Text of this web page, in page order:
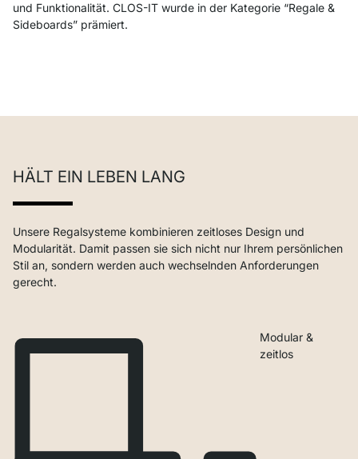
und Funktionalität. CLOS-IT wurde in der Kategorie “Regale &
Sideboards” prämiert.
HÄLT EIN LEBEN LANG
Unsere Regalsysteme kombinieren zeitloses Design und
Modularität. Damit passen sie sich nicht nur Ihrem persönlichen
Stil an, sondern werden auch wechselnden Anforderungen
gerecht.
Modular &
zeitlos